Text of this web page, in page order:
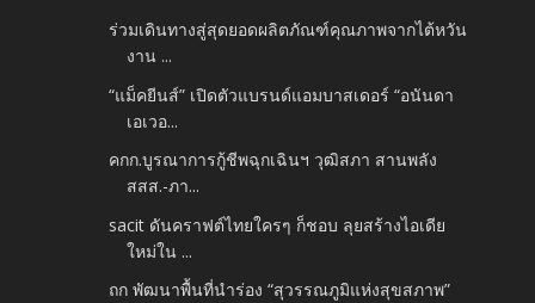
ร่วมเดินทางสู่สุดยอดผลิตภัณฑ์คุณภาพจากไต้หวัน
งาน ...
“แม็คยีนส์” เปิดตัวแบรนด์แอมบาสเดอร์ “อนันดา
เอเวอ...
คกก.บูรณาการกู้ชีพฉุกเฉินฯ วุฒิสภา สานพลัง
สสส.-ภา...
sacit ดันคราฟต์ไทยใครๆ ก็ชอบ ลุยสร้างไอเดีย
ใหม่ใน ...
ถก พัฒนาพื้นที่นำร่อง “สุวรรณภูมิแห่งสุขสภาพ”